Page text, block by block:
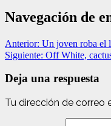
Navegación de
Anterior: Un joven roba el
Siguiente: Off White,
Deja una respuesta
Tu dirección de correo